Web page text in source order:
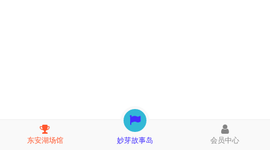
东安湖场馆 妙芽故事岛 会员中心